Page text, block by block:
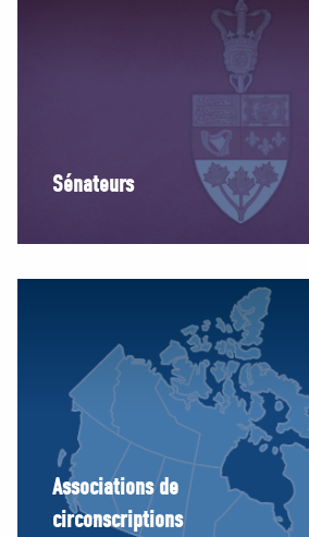
Sénateurs
Associations de
circonscriptions